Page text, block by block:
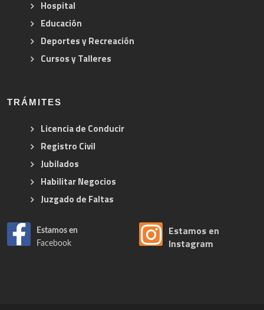
Hospital
Educación
Deportes y Recreación
Cursos y Talleres
TRÁMITES
Licencia de Conducir
Registro Civil
Jubilados
Habilitar Negocios
Juzgado de Faltas
Estamos en
Facebook
Estamos en
Instagram